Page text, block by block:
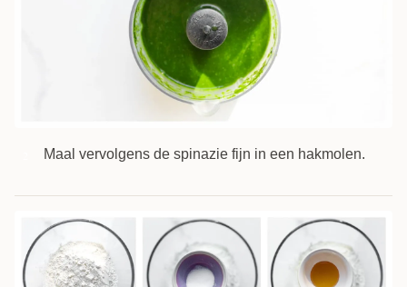
Maal vervolgens de spinazie fijn in een hakmolen.